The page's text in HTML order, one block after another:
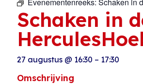
Schaken in
27 augustus @ 16:30 – 17:30
Omschrijving